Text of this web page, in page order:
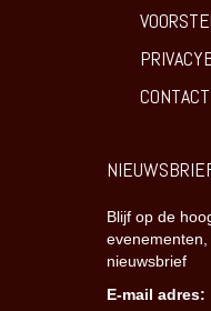
CONTACT
Blijf op de
nieuwsbrief
E-mail adres: